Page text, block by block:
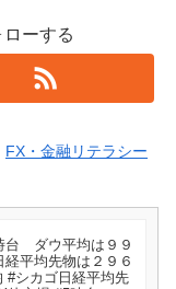
ーする
FX・金融リテラシー
台 ダウ平均は９９
平均先物は２９６
#シカゴ日経平均先